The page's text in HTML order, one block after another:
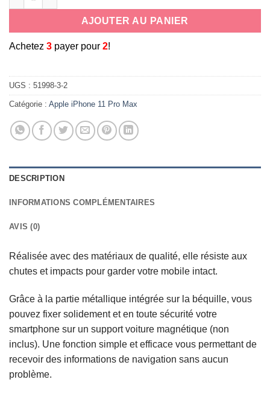
AJOUTER AU PANIER
Achetez 3 payer pour 2!
UGS : 51998-3-2
Catégorie : Apple iPhone 11 Pro Max
DESCRIPTION
INFORMATIONS COMPLÉMENTAIRES
AVIS (0)
Réalisée avec des matériaux de qualité, elle résiste aux
chutes et impacts pour garder votre mobile intact.
Grâce à la partie métallique intégrée sur la béquille, vous
pouvez fixer solidement et en toute sécurité votre
smartphone sur un support voiture magnétique (non
inclus). Une fonction simple et efficace vous permettant de
recevoir des informations de navigation sans aucun
problème.